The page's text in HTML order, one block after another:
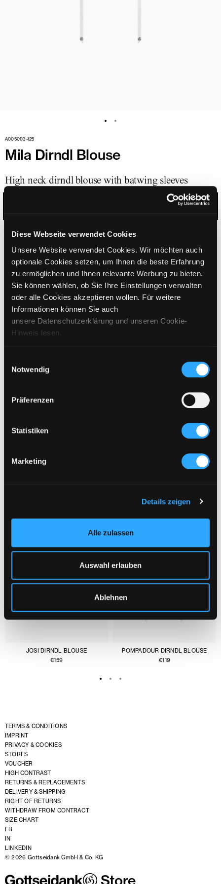
Diese Webseite verwendet Cookies
Unsere Website verwendet Cookies. Wir möchten auch
optionale Cookies setzen, um Ihnen die beste Erfahrung
zu ermöglichen und Ihnen relevante Werbung zu bieten.
Sie können wählen, ob Sie Ihre Einstellungen verwalten
oder alle Cookies akzeptieren wollen. Für weitere
Informationen können Sie auch
unsere Datenschutzerklärung und unseren Cookie-
Hinweis lesen.
Notwendig
Präferenzen
Statistiken
Marketing
Details zeigen
Alle zulassen
Auswahl erlauben
Ablehnen
A005003-125
Mila Dirndl Blouse
High neck dirndl blouse with batwing sleeves
CHOOSE SIZE
179 incl. VAT / excl. shipping
PLEASE CHOOSE A SIZE
ADD TO CART
SIZING
CARE INSTRUCTIONS
JOSI DIRNDL BLOUSE
€159
POMPADOUR DIRNDL BLOUSE
€119
TERMS & CONDITIONS
IMPRINT
PRIVACY & COOKIES
STORES
VOUCHER
HIGH CONTRAST
RETURNS & REPLACEMENTS
DELIVERY & SHIPPING
RIGHT OF RETURNS
WITHDRAW FROM CONTRACT
SIZE CHART
FB
IN
LINKEDIN
© 2026 Gottseidank GmbH & Co. KG
Store